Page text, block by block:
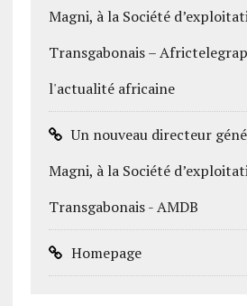
Magni, à la Société
Transgabonais –
l'actualité africaine
Un nouveau directeur
Magni, à la Société
Transgabonais - AMDB
Homepage